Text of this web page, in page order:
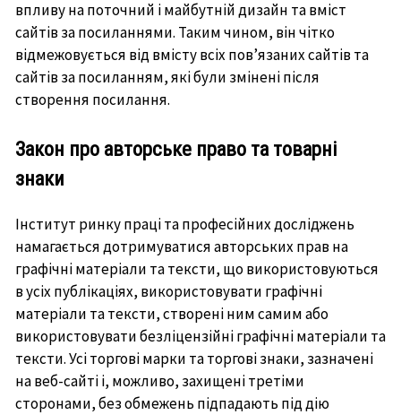
впливу на поточний і майбутній дизайн та вміст
сайтів за посиланнями. Таким чином, він чітко
відмежовується від вмісту всіх пов’язаних сайтів та
сайтів за посиланням, які були змінені після
створення посилання.
Закон про авторське право та товарні
знаки
Інститут ринку праці та професійних досліджень
намагається дотримуватися авторських прав на
графічні матеріали та тексти, що використовуються
в усіх публікаціях, використовувати графічні
матеріали та тексти, створені ним самим або
використовувати безліцензійні графічні матеріали та
тексти. Усі торгові марки та торгові знаки, зазначені
на веб-сайті і, можливо, захищені третіми
сторонами, без обмежень підпадають під дію